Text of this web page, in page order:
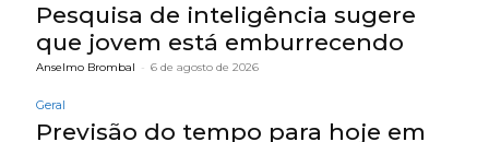
Pesquisa de inteligência sugere
que jovem está emburrecendo
Anselmo Brombal - 6 de agosto de 2026
Geral
Previsão do tempo para hoje em